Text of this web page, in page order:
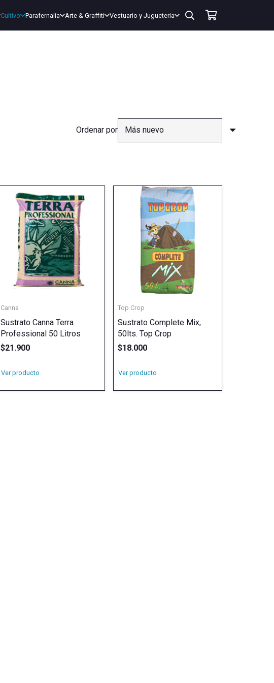
Cultivo Parafernalia Arte & Graffiti Vestuario y Jugueteria
Ordenar por
Canna
Sustrato Canna Terra
Professional 50 Litros
$21.900
Ver producto
Top Crop
Sustrato Complete Mix,
50lts. Top Crop
$18.000
Ver producto